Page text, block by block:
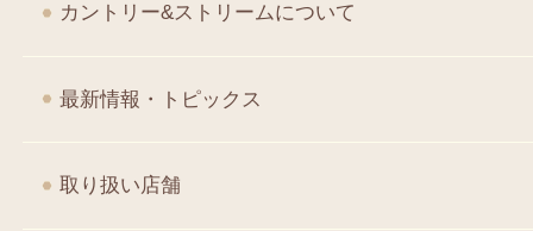
カントリー&ストリームについて
最新情報・トピックス
取り扱い店舗